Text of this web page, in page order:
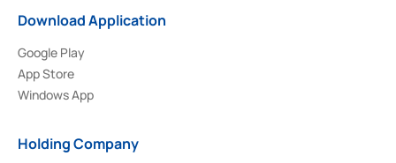
Download Application
Google Play
App Store
Windows App
Holding Company